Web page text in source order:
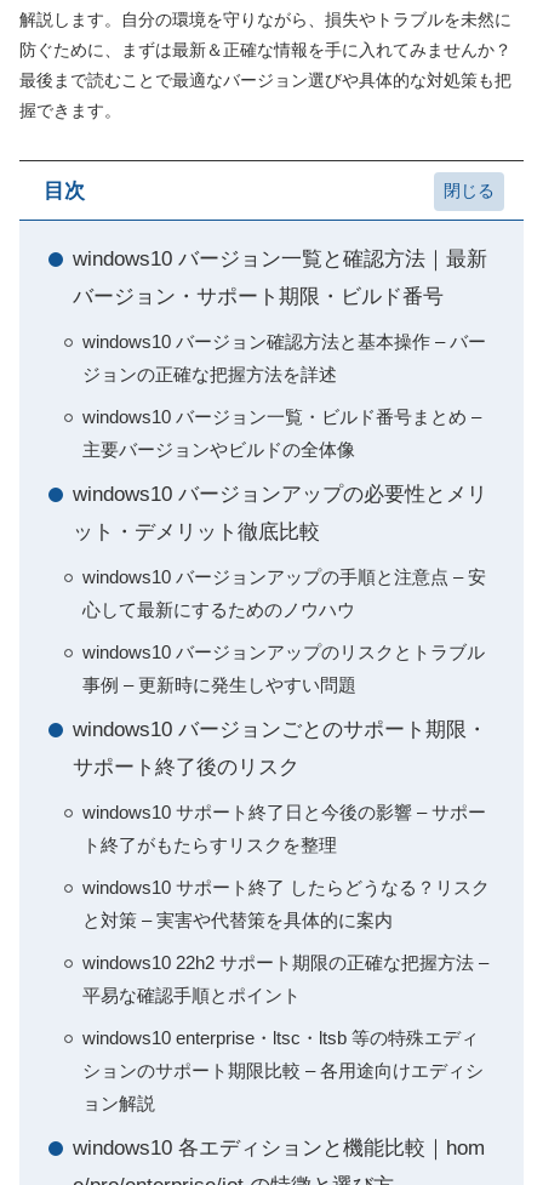
解説します。自分の環境を守りながら、損失やトラブルを未然に
防ぐために、まずは最新＆正確な情報を手に入れてみませんか？
最後まで読むことで最適なバージョン選びや具体的な対処策も把
握できます。
目次
windows10 バージョン一覧と確認方法｜最新
バージョン・サポート期限・ビルド番号
windows10 バージョン確認方法と基本操作 – バー
ジョンの正確な把握方法を詳述
windows10 バージョン一覧・ビルド番号まとめ –
主要バージョンやビルドの全体像
windows10 バージョンアップの必要性とメリ
ット・デメリット徹底比較
windows10 バージョンアップの手順と注意点 – 安
心して最新にするためのノウハウ
windows10 バージョンアップのリスクとトラブル
事例 – 更新時に発生しやすい問題
windows10 バージョンごとのサポート期限・
サポート終了後のリスク
windows10 サポート終了日と今後の影響 – サポー
ト終了がもたらすリスクを整理
windows10 サポート終了 したらどうなる？リスク
と対策 – 実害や代替策を具体的に案内
windows10 22h2 サポート期限の正確な把握方法 –
平易な確認手順とポイント
windows10 enterprise・ltsc・ltsb 等の特殊エディ
ションのサポート期限比較 – 各用途向けエディシ
ョン解説
windows10 各エディションと機能比較｜hom